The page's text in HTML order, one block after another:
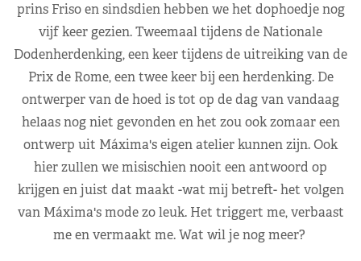
prins Friso en sindsdien hebben we het dophoedje nog
vijf keer gezien. Tweemaal tijdens de Nationale
Dodenherdenking, een keer tijdens de uitreiking van de
Prix de Rome, een twee keer bij een herdenking. De
ontwerper van de hoed is tot op de dag van vandaag
helaas nog niet gevonden en het zou ook zomaar een
ontwerp uit Máxima's eigen atelier kunnen zijn. Ook
hier zullen we misischien nooit een antwoord op
krijgen en juist dat maakt -wat mij betreft- het volgen
van Máxima's mode zo leuk. Het triggert me, verbaast
me en vermaakt me. Wat wil je nog meer?